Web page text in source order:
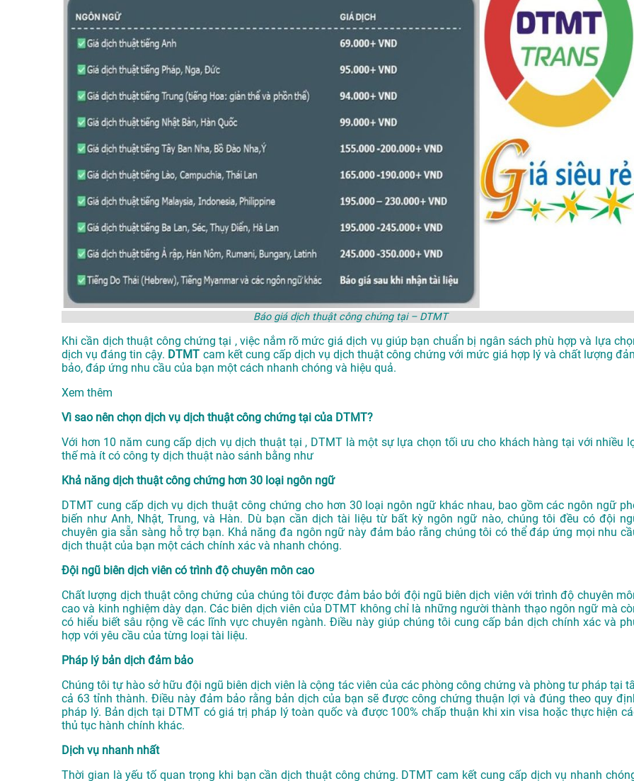
Báo giá dịch thuật công chứng tại – DTMT
Khi cần dịch thuật công chứng tại , việc nắm rõ mức giá dịch vụ giúp bạn chuẩn bị ngân sách phù hợp và lựa
dịch vụ đáng tin cậy. DTMT cam kết cung cấp dịch vụ dịch thuật công chứng với mức giá hợp lý và chất lượng
bảo, đáp ứng nhu cầu của bạn một cách nhanh chóng và hiệu quả.
Xem thêm
Vì sao nên chọn dịch vụ dịch thuật công chứng tại của DTMT?
Với hơn 10 năm cung cấp dịch vụdịch thuật tại , DTMT là một sự lựa chọn tối ưu cho khách hàng tại với nhiều
thế mà ít có công ty dịch thuật nào sánh bằng như
Khả năng dịch thuật công chứng hơn 30 loại ngôn ngữ
DTMT cung cấp dịch vụ dịch thuật công chứng cho hơn 30 loại ngôn ngữ khác nhau, bao gồm các ngôn ngữ
biến như Anh, Nhật, Trung, và Hàn. Dù bạn cần dịch tài liệu từ bất kỳ ngôn ngữ nào, chúng tôi đều có đội
chuyên gia sẵn sàng hỗ trợ bạn. Khả năng đa ngôn ngữ này đảm bảo rằng chúng tôi có thể đáp ứng mọi nhu
dịch thuật của bạn một cách chính xác và nhanh chóng.
Đội ngũ biên dịch viên có trình độ chuyên môn cao
Chất lượng dịch thuật công chứng của chúng tôi được đảm bảo bởi đội ngũ biên dịch viên với trình độ chuyên
cao và kinh nghiệm dày dạn. Các biên dịch viên của DTMT không chỉ là những người thành thạo ngôn ngữ mà
có hiểu biết sâu rộng về các lĩnh vực chuyên ngành. Điều này giúp chúng tôi cung cấp bản dịch chính xác và
hợp với yêu cầu của từng loại tài liệu.
Pháp lý bản dịch đảm bảo
Chúng tôi tự hào sở hữu đội ngũ biên dịch viên là cộng tác viên của các phòng công chứng và phòng tư pháp tại
cả 63 tỉnh thành. Điều này đảm bảo rằng bản dịch của bạn sẽ được công chứng thuận lợi và đúng theo quy
pháp lý. Bản dịch tại DTMT có giá trị pháp lý toàn quốc và được 100% chấp thuận khi xin visa hoặc thực hiện
thủ tục hành chính khác.
Dịch vụ nhanh nhất
Thời gian là yếu tố quan trọng khi bạn cần dịch thuật công chứng. DTMT cam kết cung cấp dịch vụ nhanh